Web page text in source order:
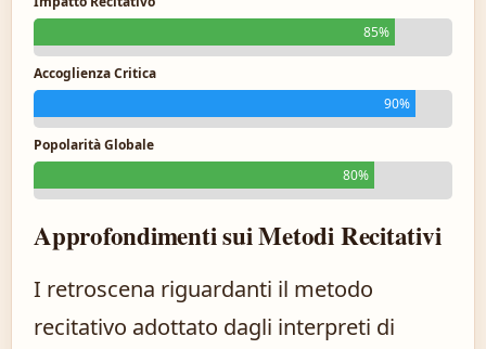
85%
Accoglienza Critica
90%
Popolarità Globale
80%
Approfondimenti sui Metodi Recitativi
I retroscena riguardanti il metodo
recitativo adottato dagli interpreti di